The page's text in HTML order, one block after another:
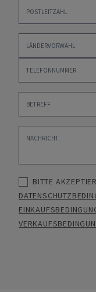
BITTE